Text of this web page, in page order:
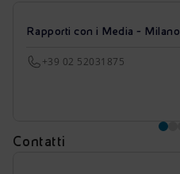
Rapporti con i Media - Milano
+39 02 52031875
Contatti